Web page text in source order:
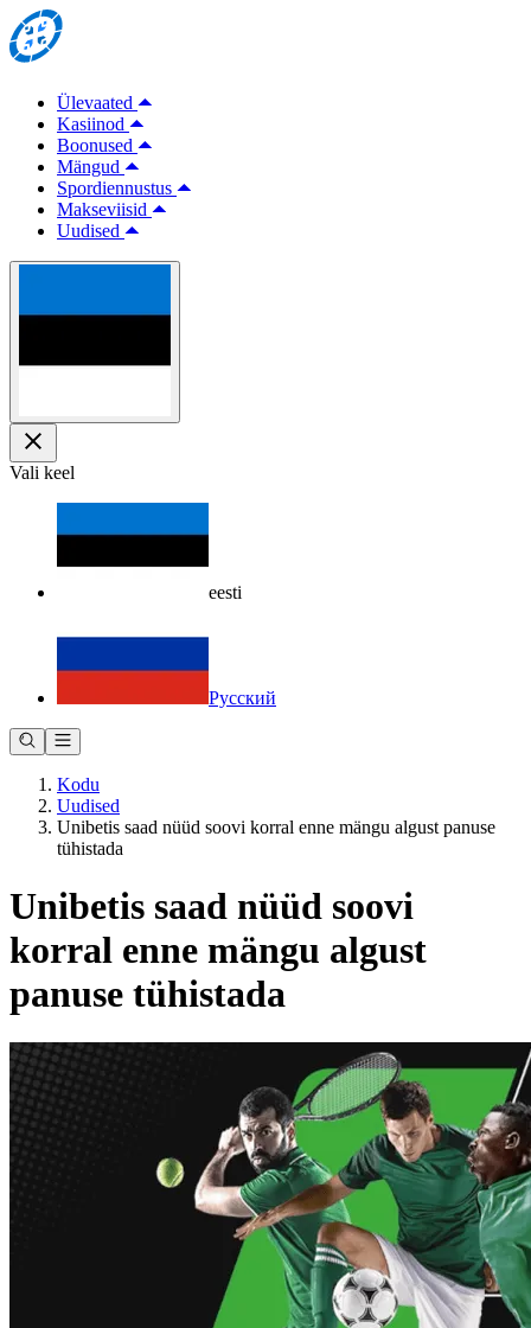
Ülevaated
Kasiinod
Boonused
Mängud
Spordiennustus
Makseviisid
Uudised
Vali keel
eesti
Русский
Kodu
Uudised
Unibetis saad nüüd soovi korral enne mängu algust panuse
tühistada
Unibetis saad nüüd soovi
korral enne mängu algust
panuse tühistada